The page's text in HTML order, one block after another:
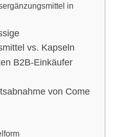
in
vs. Kapseln
B2B-Einkäufer
von Come